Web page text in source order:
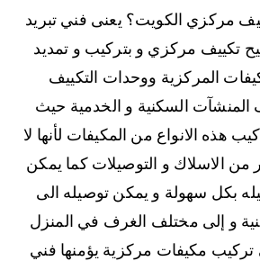
مركزي الكويت؟ يعنى فني تبريد
تكييف مركزي و بتركيب و تمديد
المركزية ووحدات التكييف
المنشآت السكنية و الخدمية حيث
هذه الانواع من المكيفات لأنها لا
من الاسلاك و التوصيلات كما يمكن
بكل سهولة و يمكن توصيله الى
و إلى مختلف الغرف في المنزل
تركيب مكيفات مركزية يؤمنها فني